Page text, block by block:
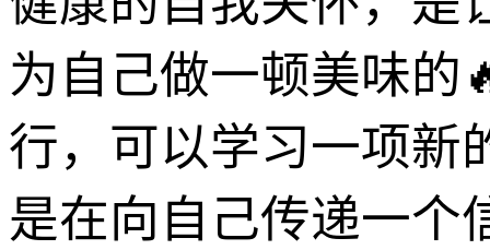
为自己做一顿美味的
行，可以学习一项新
是在向自己传递一个